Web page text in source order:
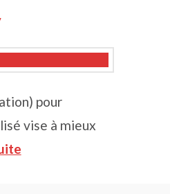
pour
vise à mieux